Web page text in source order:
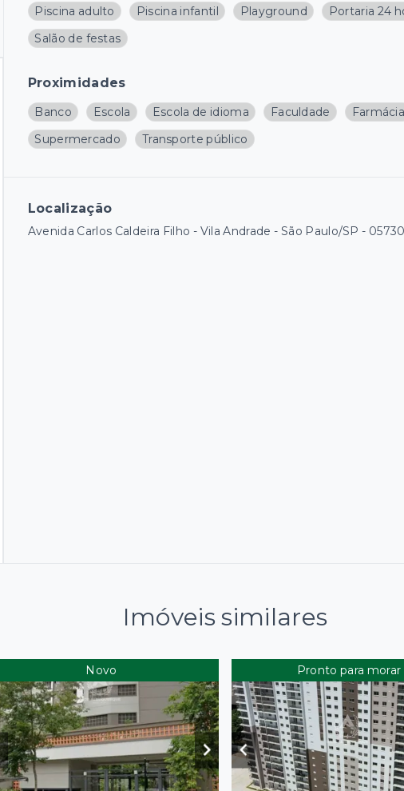
Piscina adulto
Piscina infantil Playground Portaria 24
Salão de festas
Proximidades
Banco Escola Escola de idioma Faculdade Farmácia
Supermercado
Transporte público
Localização
Avenida Carlos Caldeira Filho - Vila Andrade - São Paulo/SP -
Imóveis similares
Novo Pronto para morar